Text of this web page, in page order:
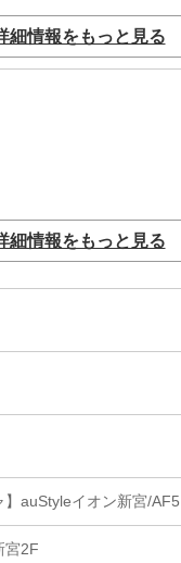
細情報をもっと見る
細情報をもっと見る
auStyleイオン新宮/AF5
宮2F